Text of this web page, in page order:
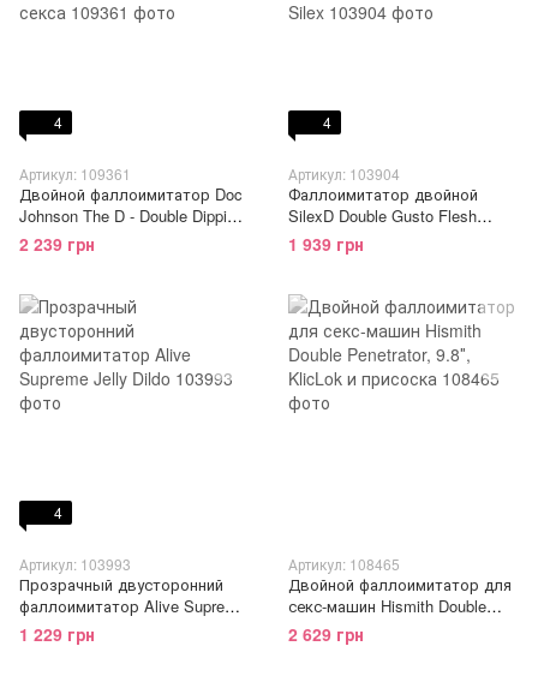
4
Артикул: 109361
Двойной фаллоимитатор Doc
Johnson The D - Double Dippin
D FIRMSKYN для анально-
вагинального секса
2 239 грн
4
Артикул: 103904
Фаллоимитатор двойной
SilexD Double Gusto Flesh
(Model 1 size 8" & 7"),
двухслойный, силикон + Silex
1 939 грн
4
Артикул: 103993
Прозрачный двусторонний
фаллоимитатор Alive Supreme
Jelly Dildo
1 229 грн
Артикул: 108465
Двойной фаллоимитатор для
секс-машин Hismith Double
Penetrator, 9.8″, KlicLok и
присоска
2 629 грн